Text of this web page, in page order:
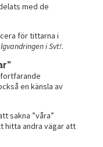
med de
för tittarna i
i Svt!.
fortfarande
en känsla av
sakna ”våra”
hitta andra vägar att